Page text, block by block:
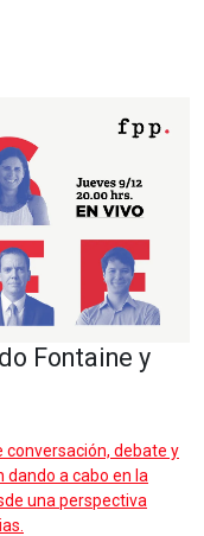
Fontaine y
conversación, debate y
dando a cabo en la
una perspectiva